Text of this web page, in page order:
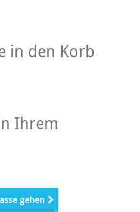
in den Korb
Ihrem
gehen